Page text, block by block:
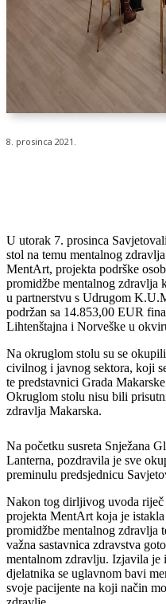
8. prosinca 2021.
U utorak 7. prosinca
stol na temu mentalnog
MentArt, projekta podrške
promidžbe mentalnog zdravlja
u partnerstvu s Udrugom
podržan sa 14.853,00 EUR
Lihtenštajna i Norveške u
Na okruglom stolu su se
civilnog i javnog sektora, koji
te predstavnici Grada
Okruglom stolu nisu bili
zdravlja Makarska.
Na početku susreta Snježana
Lanterna, pozdravila je sve
preminulu predsjednicu
Nakon tog dirljivog uvoda
projekta MentArt koja je
promidžbe mentalnog zdravlja
važna sastavnica zdravstva
mentalnom zdravlju. Izjavila je
djelatnika se uglavnom bavi
svoje pacijente na koji način